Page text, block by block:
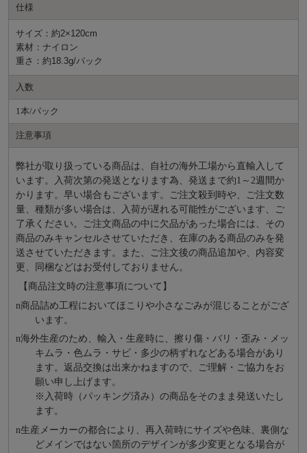
仕様
サイズ：約2×120cm
素材：ナイロン
重さ：約18.3g/パック
入数
1本/パック
注意事項
弊社が取り扱っている商品は、自社の海外工場から直輸入して
います。入荷次第の発送となります為、発送まで約1～2週間か
かります。早い場合もございます。ご注文殺到時や、ご注文数
量、種類が多い場合は、入荷が遅れる可能性がございます、ご
了承ください。ご注文商品の中に欠品があった場合には、その
商品のみキャンセルさせていただき、在庫のある商品のみを発
送させていただきます。また、ご注文後の商品追加や、内容変
更、同梱などはお受付しておりません。
【商品注文時の注意事項について】
n商品詰め⼯程においてほこりや⼩さなごみが混じることがござ
います。
n海外⽣産のため、輸⼊・⽣産時に、擦り傷・バリ・歪み・メッ
キムラ・色ムラ・サビ・多少の柄ずれなどある場合があり
ます。返品交換は出来かねますので、ご理解・ご協⼒をお
願い申し上げます。
※⼊荷時（パッキング済み）の商品をそのまま発送いたし
ます。
n⽣産メーカーの都合により、再⼊荷時にサイズや⾊味、裏側な
どメインではない箇所のデザインが多少変更となる場合が